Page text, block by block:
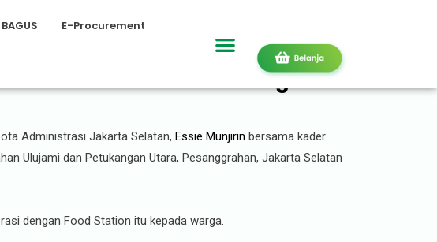
E-Procurement
Door Distribusi Paket Pangan
Administrasi Jakarta Selatan, Essie Munjirin bersama kader
Ulujami dan Petukangan Utara, Pesanggrahan, Jakarta Selatan
dengan Food Station itu kepada warga.